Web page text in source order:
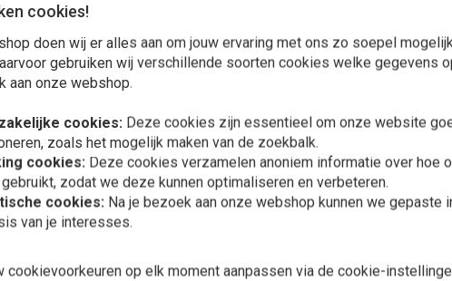
geventileerde veren en een duurzame polycarbonaat
heeft een verstelbaar rubberen neusstuk en wordt
In
Motorfietsen
cookies!
doen wij er alles aan om jouw ervaring met ons zo soepel
gebruiken wij verschillende soorten cookies welke gegevens
aan onze webshop.
cookies: Deze cookies zijn essentieel om onze website
zoals het mogelijk maken van de zoekbalk.
cookies: Deze cookies verzamelen anoniem informatie over hoe
zodat we deze kunnen optimaliseren en verbeteren.
cookies: Na je bezoek aan onze webshop kunnen we gepaste
van je interesses.
cookievoorkeuren op elk moment aanpassen via de cookie-